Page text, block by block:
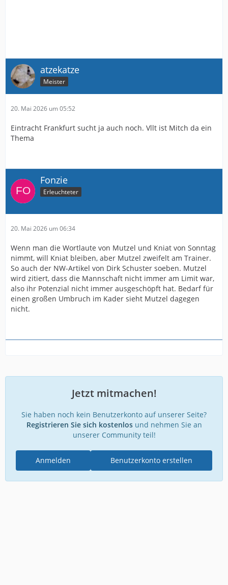
atzekatze
Meister
20. Mai 2026 um 05:52
Eintracht Frankfurt sucht ja auch noch. Vllt ist Mitch da ein
Thema
Fonzie
Erleuchteter
20. Mai 2026 um 06:34
Wenn man die Wortlaute von Mutzel und Kniat von Sonntag
nimmt, will Kniat bleiben, aber Mutzel zweifelt am Trainer.
So auch der NW-Artikel von Dirk Schuster soeben. Mutzel
wird zitiert, dass die Mannschaft nicht immer am Limit war,
also ihr Potenzial nicht immer ausgeschöpft hat. Bedarf für
einen großen Umbruch im Kader sieht Mutzel dagegen
nicht.
Jetzt mitmachen!
Sie haben noch kein Benutzerkonto auf unserer Seite?
Registrieren Sie sich kostenlosund nehmen Sie an
unserer Community teil!
Benutzerkonto erstellen
Anmelden